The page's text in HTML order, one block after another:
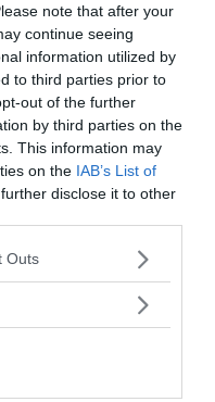
note that after your
continue seeing
information utilized by
to third parties prior to
out of the further
by third parties on the
This information may
on the IAB’s List of
disclose it to other
one or more Google
You may click to
in below Google
Outs